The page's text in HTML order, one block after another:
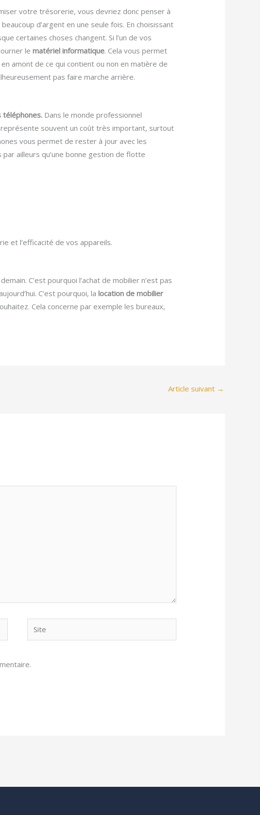
votre trésorerie, vous devriez donc penser à
d’argent en une seule fois. En choisissant
certaines choses changent. Si l’un de vos
lematériel informatique. Cela vous permet
amont de ce qui contient ou non en matière de
pas faire marche arrière.
téléphones. Dans le monde professionnel
représente souvent un coût très important, surtout
vous permet de rester à jour avec les
ailleurs qu’une bonne gestion de flotte
et l’efficacité de vos appareils.
C’est pourquoi l’achat de mobilier n’est pas
C’est pourquoi, lalocation de mobilier
Cela concerne par exemple les bureaux,
Article suivant →